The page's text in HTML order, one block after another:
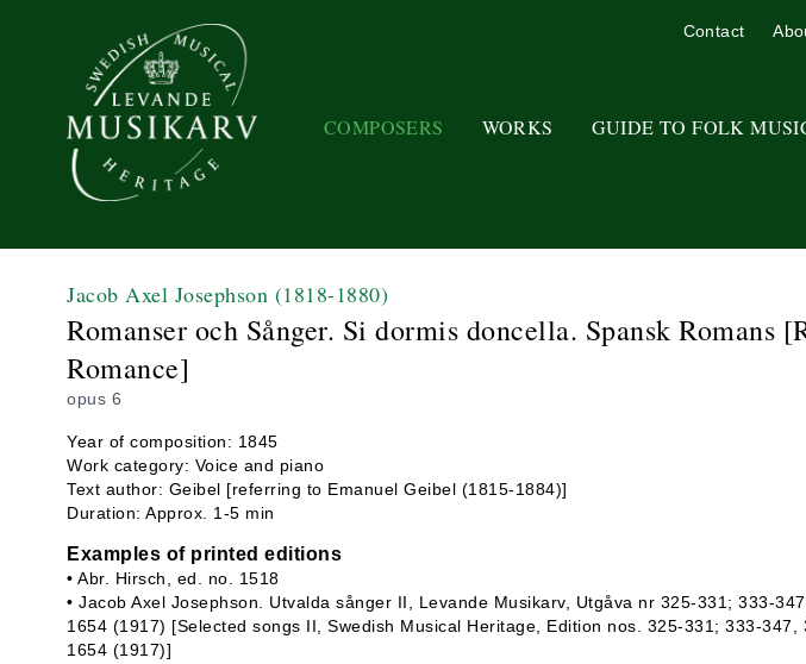
COMPOSERS WORKS GUIDE TO FOLK
Contact
Jacob Axel Josephson (1818-1880)
Romanser och Sånger. Si dormis doncella. Spansk Romans
Romance]
opus 6
Year of composition: 1845
Work category: Voice and piano
Text author: Geibel [referring to Emanuel Geibel (1815-1884)]
Duration: Approx. 1-5 min
Examples of printed editions
• Abr. Hirsch, ed. no. 1518
• Jacob Axel Josephson. Utvalda sånger II, Levande Musikarv, Utgåva nr 325-331; 333-
1654 (1917) [Selected songs II, Swedish Musical Heritage, Edition nos. 325-331; 333-347,
1654 (1917)]